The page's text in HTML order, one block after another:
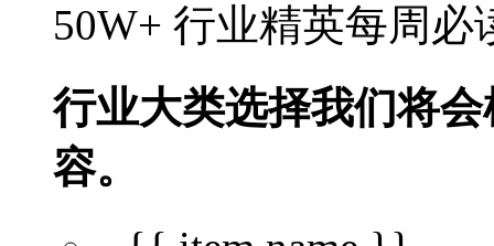
50W+ 行业精英每周
行业大类选择我们将
容。